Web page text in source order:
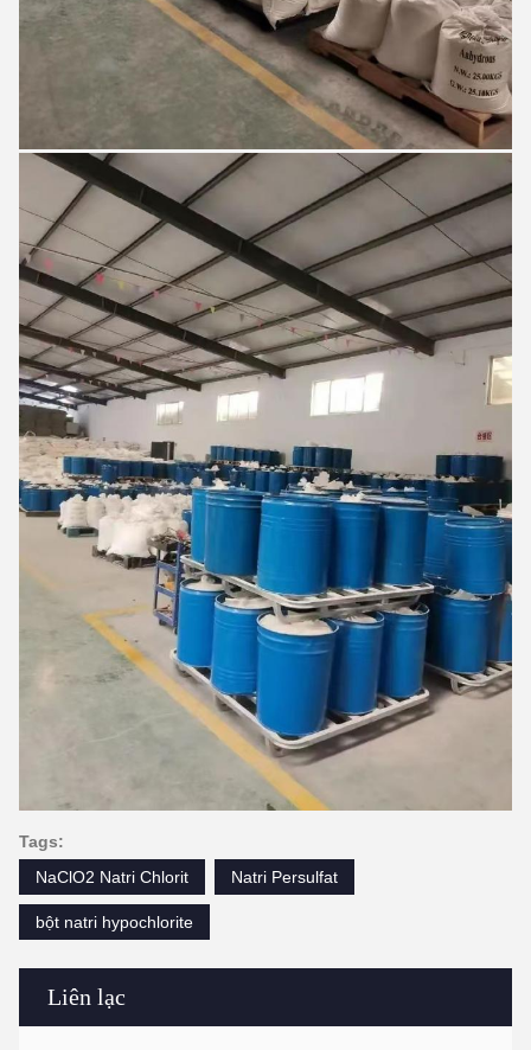
Liên lạc
Tags:
NaClO2 Natri Chlorit
Natri Persulfat
bột natri hypochlorite